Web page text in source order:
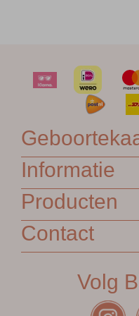
Informatie
Producten
Contact
Volg